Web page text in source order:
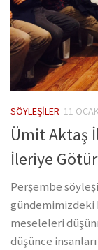
SÖYLEŞILER 11
Ümit Aktaş
İleriye
Perşembe
gündemimizdeki
meseleleri
düşünce